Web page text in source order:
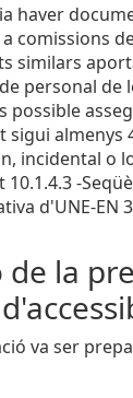
haver
comissions
similars
personal de
possible
sigui almenys
incidental o
10.1.4.3 -
d'UNE-EN
de la
va ser